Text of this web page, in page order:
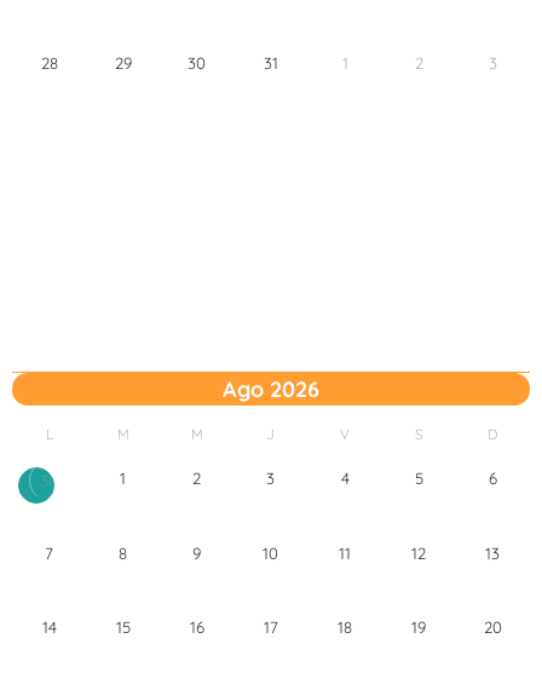
28 29 30 31 1 2 3
Ago 2026
L M M J V S D
30 1 2 3 4 5 6
7 8 9 10 11 12 13
14 15 16 17 18 19 20